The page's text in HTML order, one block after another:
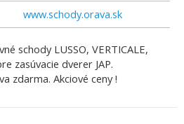
www.schody.orava.sk
schody LUSSO, VERTICALE,
zasúvacie dverer JAP.
zdarma. Akciové ceny !